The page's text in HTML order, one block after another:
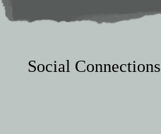
Social Connections